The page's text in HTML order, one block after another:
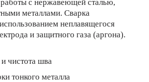
с нержавеющей сталью,
металлами. Сварка
неплавящегося
и защитного газа (аргона).
чистота шва
тонкого металла